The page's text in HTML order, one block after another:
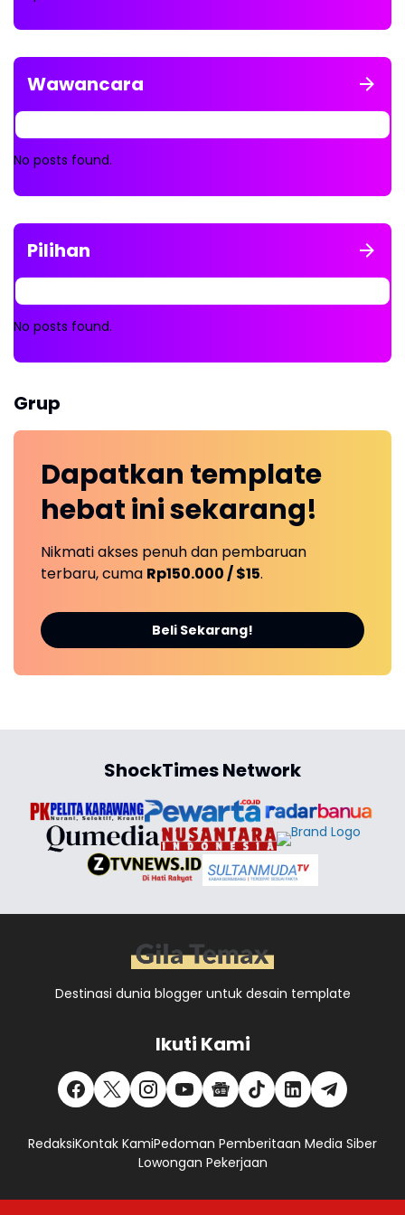
Wawancara
No posts found.
Pilihan
No posts found.
Grup
Dapatkan template
hebat inisekarang!
Nikmati akses penuh dan pembaruan
terbaru, cuma Rp150.000 / $15.
Beli Sekarang!
ShockTimes Network
Destinasi dunia blogger untuk desain template
Ikuti Kami
RedaksiKontak KamiPedoman Pemberitaan Media Siber
Lowongan Pekerjaan